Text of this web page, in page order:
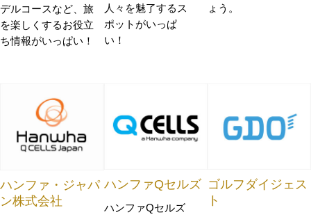
デルコースなど、旅
を楽しくするお役立
ち情報がいっぱい！
人々を魅了するス
ポットがいっぱ
い！
ょう。
ハンファ・ジャパ
ン株式会社
ハンファQセルズ
ハンファQセルズ
ゴルフダイジェス
ト